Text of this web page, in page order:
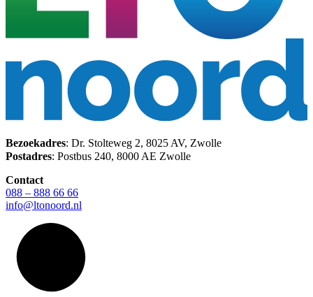
Bezoekadres: Dr. Stolteweg 2, 8025 AV, Zwolle
Postadres: Postbus 240, 8000 AE Zwolle
Contact
088 – 888 66 66
info@ltonoord.nl